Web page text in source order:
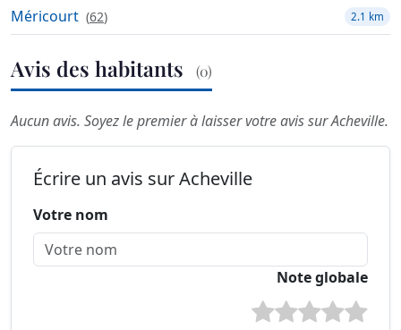
Méricourt (62) 2.1 km
Avis des habitants (0)
Aucun avis. Soyez le premier à laisser votre avis sur Acheville.
Écrire un avis sur Acheville
Votre nom
Note globale